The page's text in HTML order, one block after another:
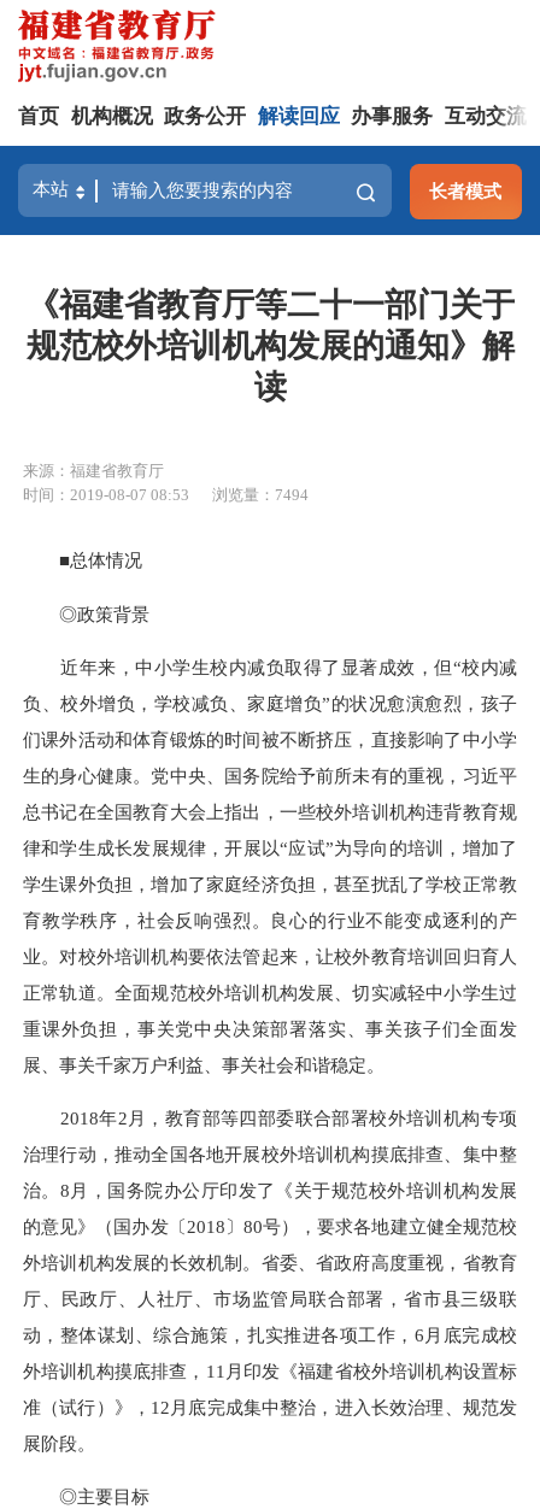
首页 机构概况 政务公开 解读回应 办事服务 互动交流
长者模式
《福建省教育厅等二十一部门关于
规范校外培训机构发展的通知》解
读
来源：福建省教育厅
时间：2019-08-07 08:53
浏览量：7494
■总体情况
◎政策背景
近年来，中小学生校内减负取得了显著成效，但“校内减
负、校外增负，学校减负、家庭增负”的状况愈演愈烈，孩子
们课外活动和体育锻炼的时间被不断挤压，直接影响了中小学
生的身心健康。党中央、国务院给予前所未有的重视，习近平
总书记在全国教育大会上指出，一些校外培训机构违背教育规
律和学生成长发展规律，开展以“应试”为导向的培训，增加了
学生课外负担，增加了家庭经济负担，甚至扰乱了学校正常教
育教学秩序，社会反响强烈。良心的行业不能变成逐利的产
业。对校外培训机构要依法管起来，让校外教育培训回归育人
正常轨道。全面规范校外培训机构发展、切实减轻中小学生过
重课外负担，事关党中央决策部署落实、事关孩子们全面发
展、事关千家万户利益、事关社会和谐稳定。
2018年2月，教育部等四部委联合部署校外培训机构专项
治理行动，推动全国各地开展校外培训机构摸底排查、集中整
治。8月，国务院办公厅印发了《关于规范校外培训机构发展
的意见》（国办发〔2018〕80号），要求各地建立健全规范校
外培训机构发展的长效机制。省委、省政府高度重视，省教育
厅、民政厅、人社厅、市场监管局联合部署，省市县三级联
动，整体谋划、综合施策，扎实推进各项工作，6月底完成校
外培训机构摸底排查，11月印发《福建省校外培训机构设置标
准（试行）》，12月底完成集中整治，进入长效治理、规范发
展阶段。
◎主要目标